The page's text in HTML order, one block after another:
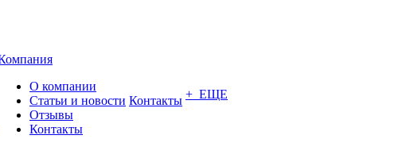
О компании
Статьи и новости
Отзывы
Контакты
Контакты + ЕЩЕ